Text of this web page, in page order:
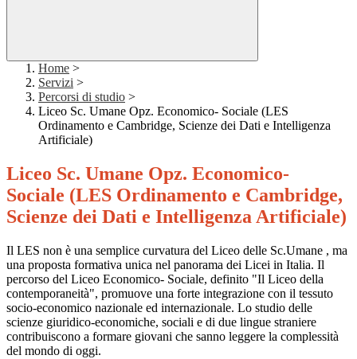
Home >
Servizi >
Percorsi di studio >
Liceo Sc. Umane Opz. Economico- Sociale (LES
Ordinamento e Cambridge, Scienze dei Dati e Intelligenza
Artificiale)
Liceo Sc. Umane Opz. Economico-
Sociale (LES Ordinamento e Cambridge,
Scienze dei Dati e Intelligenza Artificiale)
Il LES non è una semplice curvatura del Liceo delle Sc.Umane , ma
una proposta formativa unica nel panorama dei Licei in Italia. Il
percorso del Liceo Economico- Sociale, definito "Il Liceo della
contemporaneità", promuove una forte integrazione con il tessuto
socio-economico nazionale ed internazionale. Lo studio delle
scienze giuridico-economiche, sociali e di due lingue straniere
contribuiscono a formare giovani che sanno leggere la complessità
del mondo di oggi.